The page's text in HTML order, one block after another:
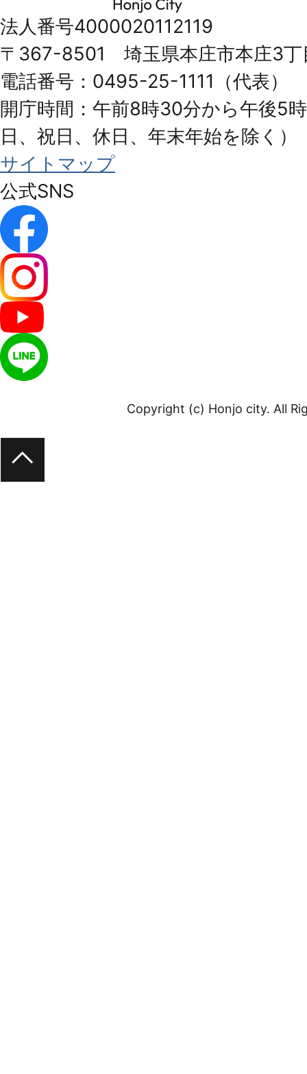
Honjo
City
法人番号4000020112119
〒367-8501 埼玉県本庄市本庄3丁
電話番号：0495-25-1111（代表）
開庁時間：午前8時30分から午後5
日、祝日、休日、年末年始を除く）
サイトマップ
公式SNS
Copyright (c) Honjo city. All